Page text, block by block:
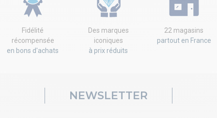
Fidélité
récompensée
en bons d'achats
Des marques
iconiques
à prix réduits
22 magasins
partout en France
NEWSLETTER